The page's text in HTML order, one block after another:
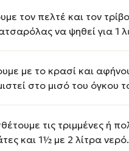
τον πελτέ και τον
να ψηθεί για 1
με το κρασί και
στο μισό του όγκου
τις τριμμένες ή
και 1½ με 2 λίτρα νερό.